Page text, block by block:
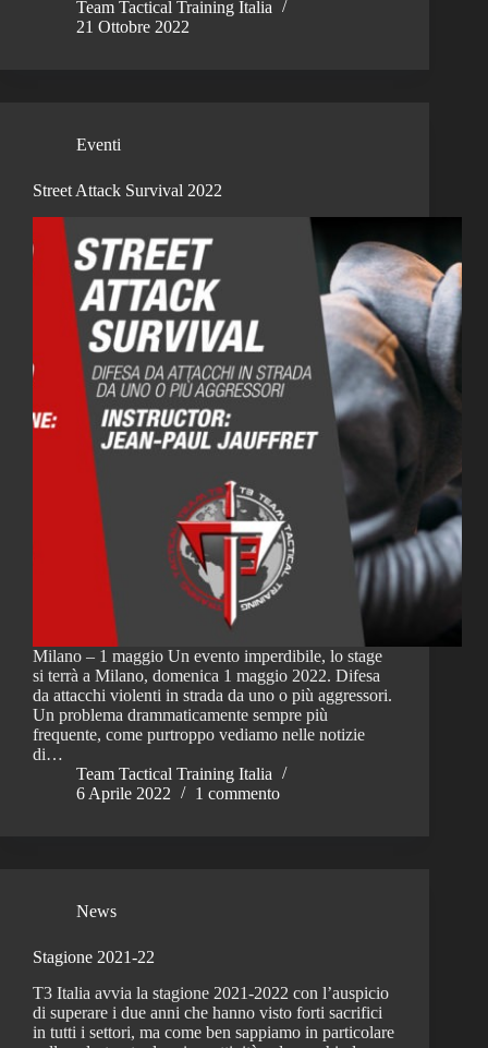
Team Tactical Training Italia
21 Ottobre 2022
Eventi
Street Attack Survival 2022
Milano – 1 maggio Un evento imperdibile, lo stage
si terrà a Milano, domenica 1 maggio 2022. Difesa
da attacchi violenti in strada da uno o più aggressori.
Un problema drammaticamente sempre più
frequente, come purtroppo vediamo nelle notizie
di…
Team Tactical Training Italia
6 Aprile 2022
1 commento
News
Stagione 2021-22
T3 Italia avvia la stagione 2021-2022 con l’auspicio
di superare i due anni che hanno visto forti sacrifici
in tutti i settori, ma come ben sappiamo in particolare